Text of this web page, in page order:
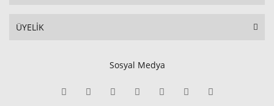
ÜYELİK
Sosyal Medya